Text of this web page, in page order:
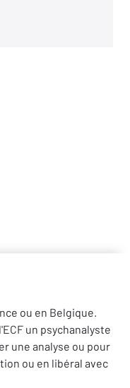
ou en Belgique.
un psychanalyste
une analyse ou pour
ou en libéral avec